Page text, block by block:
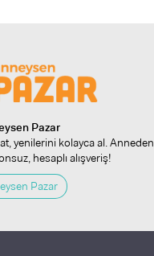
Pazar
yenilerini kolayca al. Anneden
hesaplı alışveriş!
Pazar